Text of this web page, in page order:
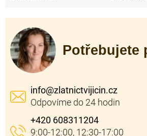
Potřebujete
info@zlatnictvijicin.cz
+420 608311204